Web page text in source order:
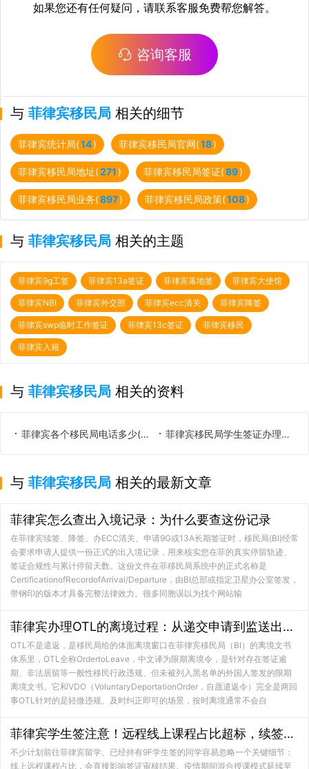
如果您还有任何疑问，请联系客服免费帮您解答。
咨询客服
与 菲律宾移民局 相关的细节
菲律宾统计局(14) 菲律宾移民局官网(18)
菲律宾移民局地址(271) 菲律宾移民局签证(89)
菲律宾移民局业务(897) 菲律宾移民局政策(108)
与 菲律宾移民局 相关的主题
菲律宾9g工签 菲律宾13a签证 菲律宾落地签 菲律宾大使馆
菲律宾NBI 菲律宾外交部 菲律宾ecc清关 菲律宾降签
菲律宾swp临时工作签证 菲律宾13c签证 菲律宾移民
菲律宾入籍
与 菲律宾移民局 相关的资料
菲律宾各个移民局电话多少(上班是几点) 菲律宾移民局学生签证办理手续（留学要准备啥材料）
与 菲律宾移民局 相关的最新文章
菲律宾怎么查出入境记录：为什么要查这份记录
在菲律宾续签、降签、办ECC清关、申请9G或13A长期签证时，移民局(BI)经常
会要求申请人提供一份正式的出入境记录，用来核实您在菲的真实停留轨迹、
签证合规性与累计停留天数。这份文件在菲移民局系统中的正式名称是
CertificationofRecordofArrival/Departure，由BI总部或指定卫星办公室签发，
带钢印的版本才具备完整法律效力。很多同胞误以为找个网站输
菲律宾办理OTL的离境过程：从递交申请到监送出关的全链路拆解
OTL不是遣返，是移民局给的体面离境窗口在菲律宾移民局（BI）的离境文书
体系里，OTL全称OrdertoLeave，中文译为限期离境令，是针对存在签证逾
期、非法居留等一般性移民行政违规、但未被列入黑名单的外国人签发的限期
离境文书。它和VDO（VoluntaryDeportationOrder，自愿遣返令）完全是两回
事OTL针对的是轻微违规、及时纠正即可的场景，按时离境通常不会自
菲律宾学生签注意！远程线上课程占比超标，续签与入境风险持续上升
不少计划前往菲律宾留学、已经持有9F学生签的同学容易忽略一个关键细节：
线上远程课程占比，会直接影响签证审核结果。疫情期间混合授课模式延续至